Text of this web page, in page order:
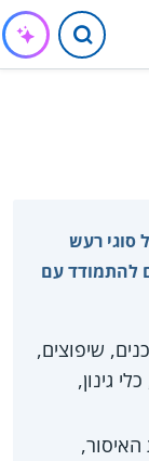
סוגי רעש
להתמודד עם
שיפוצים,
גינון,